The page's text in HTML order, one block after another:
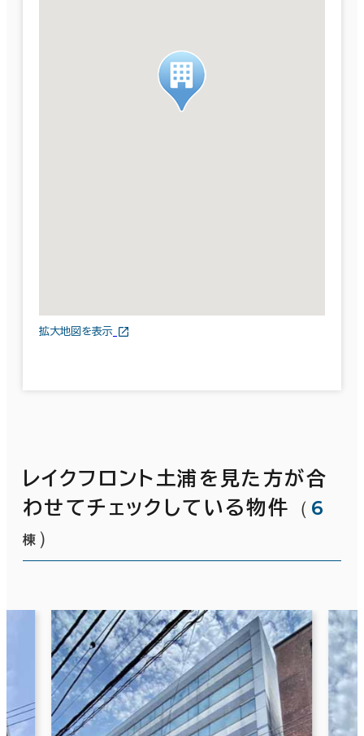
拡大地図を表示
レイクフロント土浦を見た方が合
わせてチェックしている物件
（ 6
棟 ）